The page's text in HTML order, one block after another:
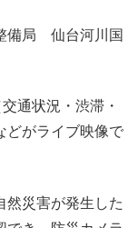
備局 仙台河川国
通状況・渋滞・
どがライブ映像で
然災害が発生した